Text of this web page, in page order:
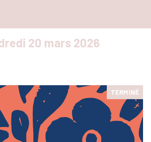
20 mars 2026
TERMINÉ